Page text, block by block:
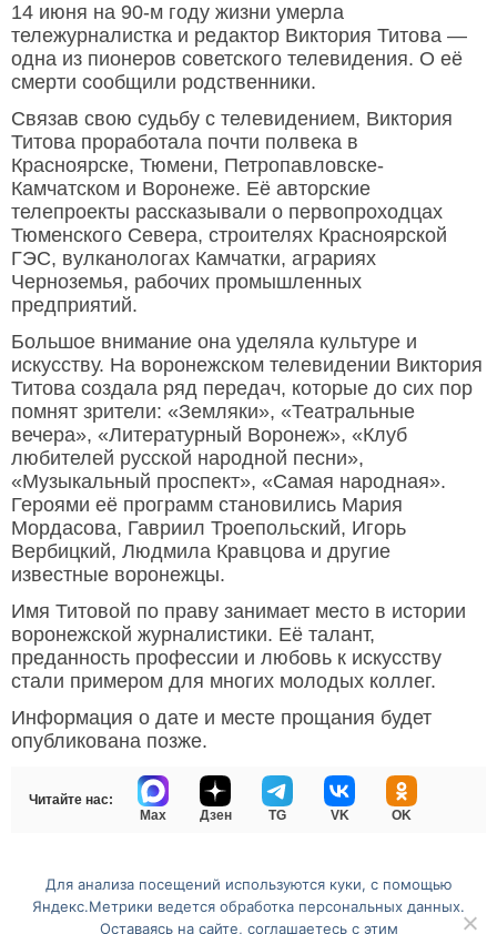
14 июня на 90-м году жизни умерла
тележурналистка и редактор Виктория Титова —
одна из пионеров советского телевидения. О её
смерти сообщили родственники.
Связав свою судьбу с телевидением, Виктория
Титова проработала почти полвека в
Красноярске, Тюмени, Петропавловске-
Камчатском и Воронеже. Её авторские
телепроекты рассказывали о первопроходцах
Тюменского Севера, строителях Красноярской
ГЭС, вулканологах Камчатки, аграриях
Черноземья, рабочих промышленных
предприятий.
Большое внимание она уделяла культуре и
искусству. На воронежском телевидении Виктория
Титова создала ряд передач, которые до сих пор
помнят зрители: «Земляки», «Театральные
вечера», «Литературный Воронеж», «Клуб
любителей русской народной песни»,
«Музыкальный проспект», «Самая народная».
Героями её программ становились Мария
Мордасова, Гавриил Троепольский, Игорь
Вербицкий, Людмила Кравцова и другие
известные воронежцы.
Имя Титовой по праву занимает место в истории
воронежской журналистики. Её талант,
преданность профессии и любовь к искусству
стали примером для многих молодых коллег.
Информация о дате и месте прощания будет
опубликована позже.
Читайте нас:
Max
Дзен TG VK OK
Перейти на полную версию сайта
Для анализа посещений используются куки, с помощью
Яндекс.Метрики ведется обработка персональных данных.
Оставаясь на сайте, соглашаетесь с этим